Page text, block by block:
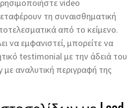
video
τη συναισθηματική
από το κείμενο.
να εμφανιστεί, μπορείτε να
testimonial με την άδειά του
αναλυτική περιγραφή της